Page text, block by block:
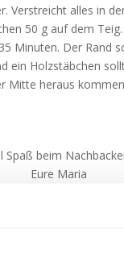
Verstreicht alles in
50 g auf dem
Minuten. Der Rand
ein Holzstäbchen
Mitte heraus
Spaß beim
Eure Maria